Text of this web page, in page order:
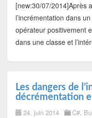
[new:30/07/2014]Après
l’incrémentation dans
opérateur positivement
dans une classe et
Les dangers de
décrémentation
24. juin 2014 C#,